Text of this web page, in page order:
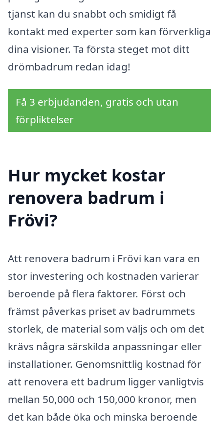
tjänst kan du snabbt och smidigt få
kontakt med experter som kan förverkliga
dina visioner. Ta första steget mot ditt
drömbadrum redan idag!
Få 3 erbjudanden, gratis och utan
förpliktelser
Hur mycket kostar
renovera badrum i
Frövi?
Att renovera badrum i Frövi kan vara en
stor investering och kostnaden varierar
beroende på flera faktorer. Först och
främst påverkas priset av badrummets
storlek, de material som väljs och om det
krävs några särskilda anpassningar eller
installationer. Genomsnittlig kostnad för
att renovera ett badrum ligger vanligtvis
mellan 50,000 och 150,000 kronor, men
det kan både öka och minska beroende